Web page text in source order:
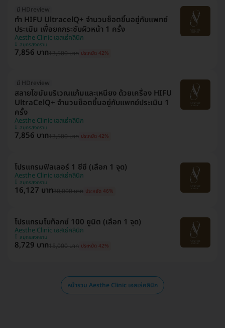
มี HDreview
ทำ HIFU UltracelQ+ จำนวนช็อตขึ้นอยู่กับแพทย์
ประเมิน เพื่อยกกระชับผิวหน้า 1 ครั้ง
Aesthe Clinic เอสเธ่คลินิก
สมุทรสงคราม
7,856 บาท13,500 บาท ประหยัด 42%
มี HDreview
สลายไขมันบริเวณแก้มและเหนียง ด้วยเครื่อง HIFU
UltraCelQ+ จำนวนช็อตขึ้นอยู่กับแพทย์ประเมิน 1
ครั้ง
Aesthe Clinic เอสเธ่คลินิก
สมุทรสงคราม
7,856 บาท13,500 บาท ประหยัด 42%
โปรแกรมฟิลเลอร์ 1 ซีซี (เลือก 1 จุด)
Aesthe Clinic เอสเธ่คลินิก
สมุทรสงคราม
16,127 บาท30,000 บาท ประหยัด 46%
โปรแกรมโบท็อกซ์ 100 ยูนิต (เลือก 1 จุด)
Aesthe Clinic เอสเธ่คลินิก
สมุทรสงคราม
8,729 บาท15,000 บาท ประหยัด 42%
หน้ารวม Aesthe Clinic เอสเธ่คลินิก